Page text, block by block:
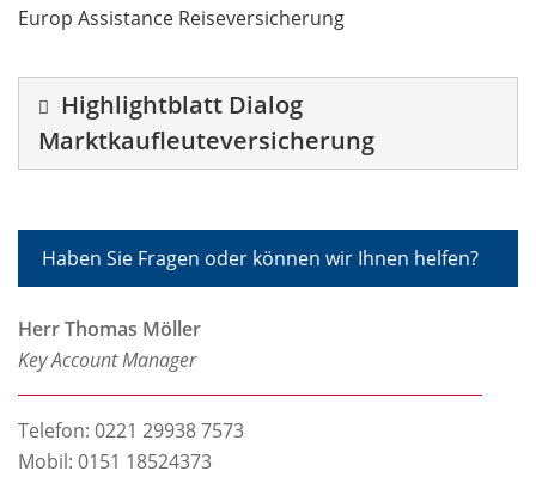
Europ Assistance Reiseversicherung
Highlightblatt Dialog
Marktkaufleuteversicherung
Haben Sie Fragen oder können wir Ihnen helfen?
Herr Thomas Möller
Key Account Manager
Telefon: 0221 29938 7573
Mobil: 0151 18524373